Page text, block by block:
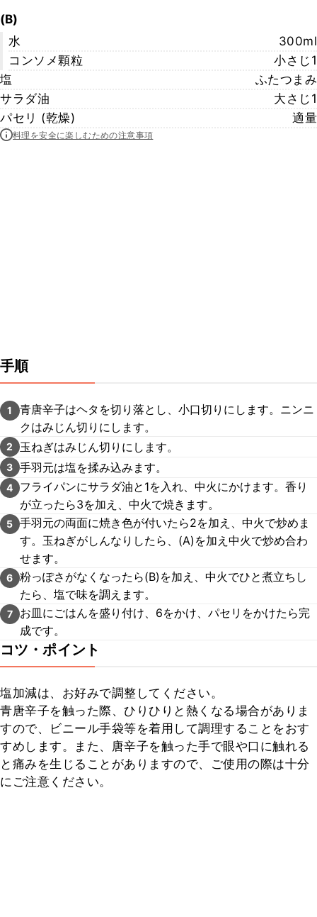
(B)
水
300ml
コンソメ顆粒
小さじ1
塩
ふたつまみ
サラダ油
大さじ1
パセリ (乾燥)
適量
料理を安全に楽しむための注意事項
手順
1
青唐辛子はヘタを切り落とし、小口切りにします。ニンニ
クはみじん切りにします。
2 玉ねぎはみじん切りにします。
3 手羽元は塩を揉み込みます。
4
フライパンにサラダ油と1を入れ、中火にかけます。香り
が立ったら3を加え、中火で焼きます。
5 手羽元の両面に焼き色が付いたら2を加え、中火で炒めま
す。玉ねぎがしんなりしたら、(A)を加え中火で炒め合わ
せます。
6 粉っぽさがなくなったら(B)を加え、中火でひと煮立ちし
たら、塩で味を調えます。
7
お皿にごはんを盛り付け、6をかけ、パセリをかけたら完
成です。
コツ・ポイント
塩加減は、お好みで調整してください。
青唐辛子を触った際、ひりひりと熱くなる場合がありま
すので、ビニール手袋等を着用して調理することをおす
すめします。また、唐辛子を触った手で眼や口に触れる
と痛みを生じることがありますので、ご使用の際は十分
にご注意ください。